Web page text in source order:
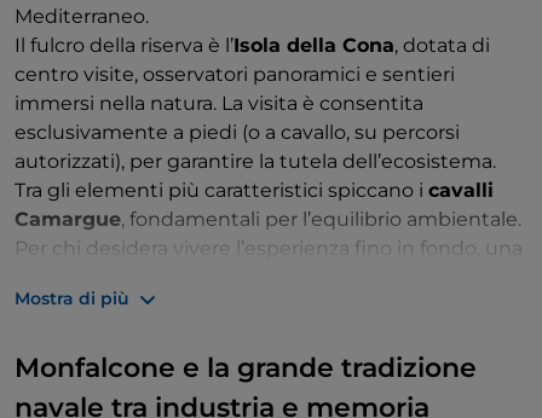
Mediterraneo.
Il fulcro della riserva è l’Isola della Cona, dotata di
centro visite, osservatori panoramici e sentieri
immersi nella natura. La visita è consentita
esclusivamente a piedi (o a cavallo, su percorsi
autorizzati), per garantire la tutela dell’ecosistema.
Tra gli elementi più caratteristici spiccano i cavalli
Camargue, fondamentali per l’equilibrio ambientale.
Per chi desidera vivere l’esperienza fino in fondo, una
riserva, godendo di albe e tramonti spettacolari sul
Mostra di più
Monfalcone e la grande tradizione
navale tra industria e memoria